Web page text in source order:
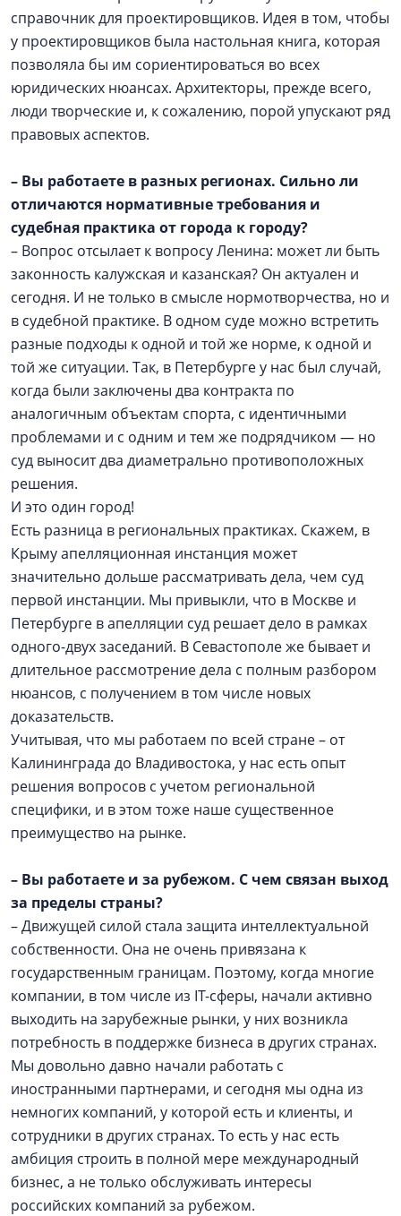
справочник для проектировщиков. Идея в том, чтобы
у проектировщиков была настольная книга, которая
позволяла бы им сориентироваться во всех
юридических нюансах. Архитекторы, прежде всего,
люди творческие и, к сожалению, порой упускают ряд
правовых аспектов.
– Вы работаете в разных регионах. Сильно ли
отличаются нормативные требования и
судебная практика от города к городу?
– Вопрос отсылает к вопросу Ленина: может ли быть
законность калужская и казанская? Он актуален и
сегодня. И не только в смысле нормотворчества, но и
в судебной практике. В одном суде можно встретить
разные подходы к одной и той же норме, к одной и
той же ситуации. Так, в Петербурге у нас был случай,
когда были заключены два контракта по
аналогичным объектам спорта, с идентичными
проблемами и с одним и тем же подрядчиком — но
суд выносит два диаметрально противоположных
решения.
И это один город!
Есть разница в региональных практиках. Скажем, в
Крыму апелляционная инстанция может
значительно дольше рассматривать дела, чем суд
первой инстанции. Мы привыкли, что в Москве и
Петербурге в апелляции суд решает дело в рамках
одного-двух заседаний. В Севастополе же бывает и
длительное рассмотрение дела с полным разбором
нюансов, с получением в том числе новых
доказательств.
Учитывая, что мы работаем по всей стране – от
Калининграда до Владивостока, у нас есть опыт
решения вопросов с учетом региональной
специфики, и в этом тоже наше существенное
преимущество на рынке.
– Вы работаете и за рубежом. С чем связан выход
за пределы страны?
– Движущей силой стала защита интеллектуальной
собственности. Она не очень привязана к
государственным границам. Поэтому, когда многие
компании, в том числе из IT-сферы, начали активно
выходить на зарубежные рынки, у них возникла
потребность в поддержке бизнеса в других странах.
Мы довольно давно начали работать с
иностранными партнерами, и сегодня мы одна из
немногих компаний, у которой есть и клиенты, и
сотрудники в других странах. То есть у нас есть
амбиция строить в полной мере международный
бизнес, а не только обслуживать интересы
российских компаний за рубежом.